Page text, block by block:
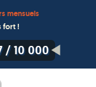
mensuels
fort !
/10 000